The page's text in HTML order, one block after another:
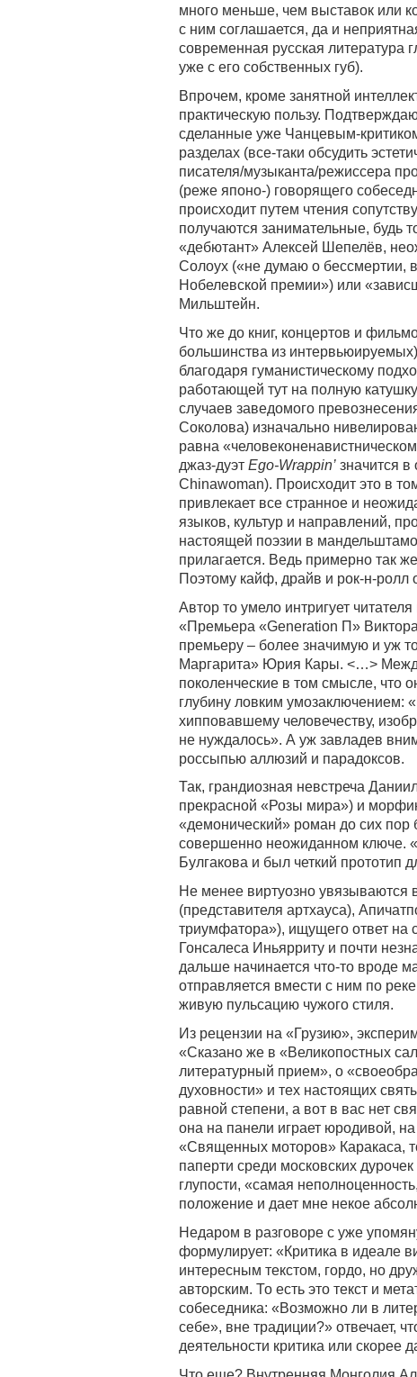
много меньше, чем выставок или
с ним соглашается, да и
современная русская литература
уже с его собственных губ).
Впрочем, кроме занятной
практическую пользу.
сделанные уже Чанцевым-
разделах (все-таки обсудить
писателя/музыканта/режиссера
(реже японо-) говорящего
происходит путем чтения
получаются занимательные, будь
«дебютант» Алексей Шепелёв,
Солоух («не думаю о бессмертии,
Нобелевской премии») или
Мильштейн.
Что же до книг, концертов и
большинства из
благодаря гуманистическому
работающей тут на полную
случаев заведомого
Соколова) изначально
равна
джаз-дуэт Ego-Wrappin’ значится в
Chinawoman). Происходит это в
привлекает все странное и
языков, культур и направлений,
настоящей поэзии в
прилагается. Ведь примерно так
Поэтому кайф, драйв и рок-н-ролл
Автор то умело интригует
«Премьера «Generation П»
премьеру – более значимую и уж
Маргарита» Юрия Кары. <…>
поколенческие в том смысле, что
глубину ловким умозаключением:
хипповавшему человечеству,
не нуждалось». А уж завладев
россыпью аллюзий и парадоксов.
Так, грандиозная невстреча
прекрасной «Розы мира») и
«демонический» роман до сих
совершенно неожиданном ключе.
Булгакова и был четкий прототип
Не менее виртуозно увязываются
(представителя артхауса),
триумфатора»), ищущего ответ на
Гонсалеса Иньярриту и почти
дальше начинается что-то вроде
отправляется вмести с ним по
живую пульсацию чужого стиля.
Из рецензии на «Грузию»,
«Сказано же в «Великопостных
литературный прием», о
духовности» и тех настоящих
равной степени, а вот в вас нет
она на панели играет юродивой, на
«Священных моторов» Каракаса,
паперти среди московских
глупости, «самая
положение и дает мне некое
Недаром в разговоре с уже
формулирует: «Критика в идеале
интересным текстом, гордо, но
авторским. То есть это текст и
собеседника: «Возможно ли в
себе», вне традиции?» отвечает,
деятельности критика или скорее